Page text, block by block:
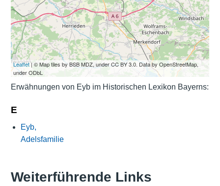
Leaflet| © Map tiles by BSB MDZ, under CC BY 3.0. Data by OpenStreetMap,
under ODbL
Erwähnungen von Eyb im Historischen Lexikon Bayerns:
E
Eyb,
Adelsfamilie
Weiterführende Links